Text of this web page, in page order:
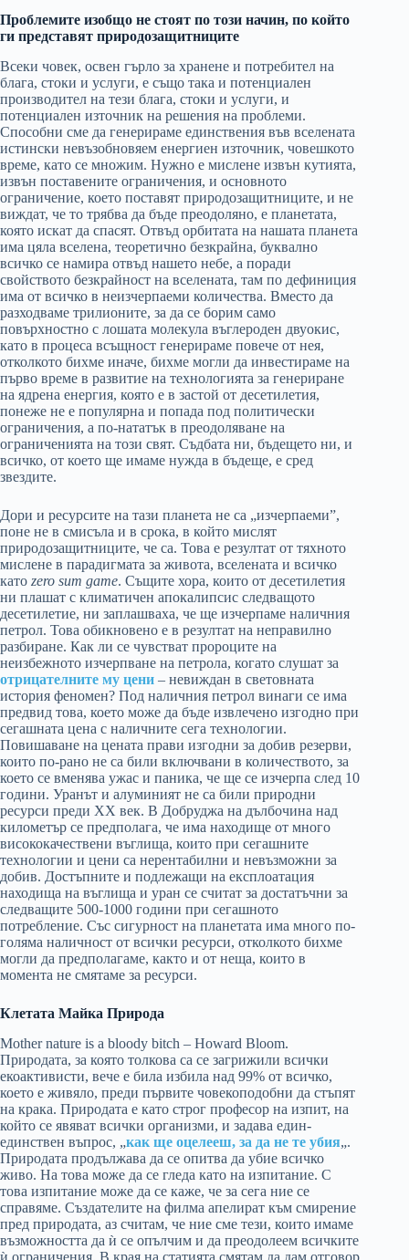
Проблемите изобщо не стоят по този начин, по който
ги представят природозащитниците
Всеки човек, освен гърло за хранене и потребител на
блага, стоки и услуги, е също така и потенциален
производител на тези блага, стоки и услуги, и
потенциален източник на решения на проблеми.
Способни сме да генерираме единствения във вселената
истински невъзобновяем енергиен източник, човешкото
време, като се множим. Нужно е мислене извън кутията,
извън поставените ограничения, и основното
ограничение, което поставят природозащитниците, и не
виждат, че то трябва да бъде преодоляно, е планетата,
която искат да спасят. Отвъд орбитата на нашата планета
има цяла вселена, теоретично безкрайна, буквално
всичко се намира отвъд нашето небе, а поради
свойството безкрайност на вселената, там по дефиниция
има от всичко в неизчерпаеми количества. Вместо да
разходваме трилионите, за да се борим само
повърхностно с лошата молекула въглероден двуокис,
като в процеса всъщност генерираме повече от нея,
отколкото бихме иначе, бихме могли да инвестираме на
първо време в развитие на технологията за генериране
на ядрена енергия, която е в застой от десетилетия,
понеже не е популярна и попада под политически
ограничения, а по-нататък в преодоляване на
ограниченията на този свят. Съдбата ни, бъдещето ни, и
всичко, от което ще имаме нужда в бъдеще, е сред
звездите.
Дори и ресурсите на тази планета не са „изчерпаеми”,
поне не в смисъла и в срока, в който мислят
природозащитниците, че са. Това е резултат от тяхното
мислене в парадигмата за живота, вселената и всичко
като zero sum game. Същите хора, които от десетилетия
ни плашат с климатичен апокалипсис следващото
десетилетие, ни заплашваха, че ще изчерпаме наличния
петрол. Това обикновено е в резултат на неправилно
разбиране. Как ли се чувстват пророците на
неизбежното изчерпване на петрола, когато слушат за
отрицателните му цени – невиждан в световната
история феномен? Под наличния петрол винаги се има
предвид това, което може да бъде извлечено изгодно при
сегашната цена с наличните сега технологии.
Повишаване на цената прави изгодни за добив резерви,
които по-рано не са били включвани в количеството, за
което се вменява ужас и паника, че ще се изчерпа след 10
години. Уранът и алуминият не са били природни
ресурси преди XX век. В Добруджа на дълбочина над
километър се предполага, че има находище от много
висококачествени въглища, които при сегашните
технологии и цени са нерентабилни и невъзможни за
добив. Достъпните и подлежащи на експлоатация
находища на въглища и уран се считат за достатъчни за
следващите 500-1000 години при сегашното
потребление. Със сигурност на планетата има много по-
голяма наличност от всички ресурси, отколкото бихме
могли да предполагаме, както и от неща, които в
момента не смятаме за ресурси.
Клетата Майка Природа
Mother nature is a bloody bitch – Howard Bloom.
Природата, за която толкова са се загрижили всички
екоактивисти, вече е била избила над 99% от всичко,
което е живяло, преди първите човекоподобни да стъпят
на крака. Природата е като строг професор на изпит, на
който се явяват всички организми, и задава един-
единствен въпрос, „как ще оцелееш, за да не те убия„.
Природата продължава да се опитва да убие всичко
живо. На това може да се гледа като на изпитание. С
това изпитание може да се каже, че за сега ние се
справяме. Създателите на филма апелират към смирение
пред природата, аз считам, че ние сме тези, които имаме
възможността да ѝ се опълчим и да преодолеем всичките
ѝ ограничения. В края на статията смятам да дам отговор